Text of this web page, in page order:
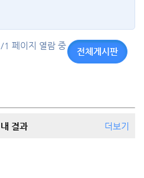
1 페이지 열람 중
전체게시판
결과 더보기